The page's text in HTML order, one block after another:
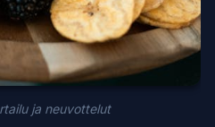
ja neuvottelut